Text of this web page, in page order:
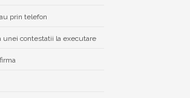
prin telefon
contestatii la executare